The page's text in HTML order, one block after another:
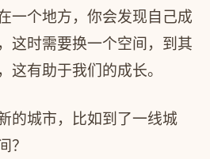
一个地方，你会发现自己成
这时需要换一个空间，到其
这有助于我们的成长。
的城市，比如到了一线城
？